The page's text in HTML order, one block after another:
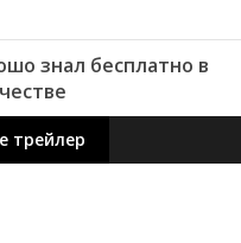
знал бесплатно в
трейлер